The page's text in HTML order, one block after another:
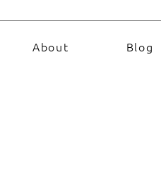
About Blog